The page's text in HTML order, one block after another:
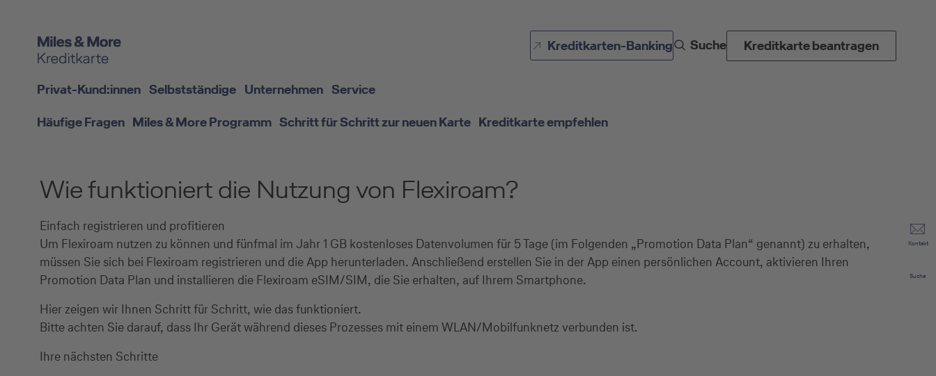
Direkt zur Suche (Enter drücken)
Direkt zum Hauptinhalt (Enter drücken)
Kreditkarten-Banking Suche Kreditkarte beantragen
Kontakt
Suche
Privat-Kund:innen Selbstständige Unternehmen Service
Häufige Fragen Miles & More Programm Schritt für Schritt zur neuen Karte Kreditkarte empfehlen
Wie funktioniert die Nutzung von Flexiroam?
Einfach registrieren und profitieren
Um Flexiroam nutzen zu können und fünfmal im Jahr 1 GB kostenloses Datenvolumen für 5 Tage (im Folgenden „Promotion Data Plan“ genannt) zu erhalten,
müssen Sie sich bei Flexiroam registrieren und die App herunterladen. Anschließend erstellen Sie in der App einen persönlichen Account, aktivieren Ihren
Promotion Data Plan und installieren die Flexiroam eSIM/SIM, die Sie erhalten, auf Ihrem Smartphone.
Hier zeigen wir Ihnen Schritt für Schritt, wie das funktioniert.
Bitte achten Sie darauf, dass Ihr Gerät während dieses Prozesses mit einem WLAN/Mobilfunknetz verbunden ist.
Ihre nächsten Schritte